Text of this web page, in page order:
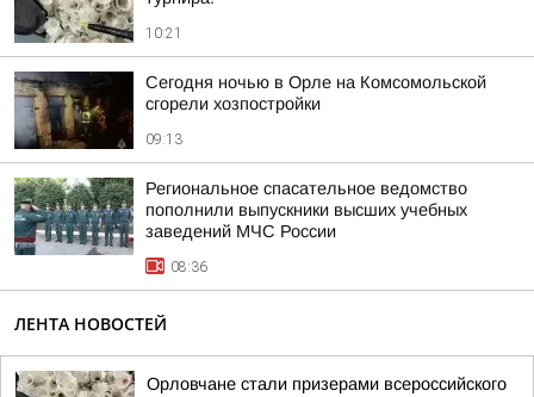
10:21
Сегодня ночью в Орле на Комсомольской
сгорели хозпостройки
09:13
Региональное спасательное ведомство
пополнили выпускники высших учебных
заведений МЧС России
08:36
ЛЕНТА НОВОСТЕЙ
Орловчане стали призерами всероссийского